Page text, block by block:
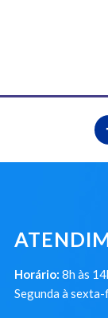
Horário: 8h às
Segunda à